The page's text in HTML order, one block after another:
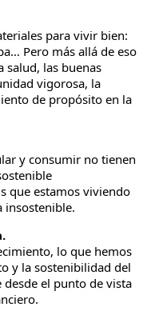
para vivir bien:
Pero más allá de eso
salud, las buenas
vigorosa, la
de propósito en la
y consumir no tienen
que estamos viviendo
insostenible.
lo que hemos
y la sostenibilidad del
desde el punto de vista